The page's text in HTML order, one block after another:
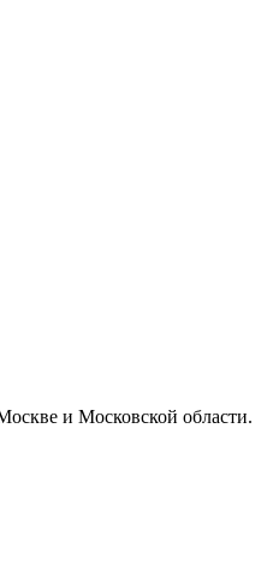
и Московской области.